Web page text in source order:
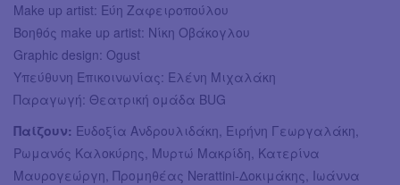
Μake up artist: Εύη Ζαφειροπούλου
Βοηθός make up artist: Νίκη Οβάκογλου
Graphic design: Ogust
Υπεύθυνη Επικοινωνίας: Ελένη Μιχαλάκη
Παραγωγή: Θεατρική ομάδα BUG
Παίζουν: Ευδοξία Ανδρουλιδάκη, Ειρήνη Γεωργαλάκη,
Ρωμανός Καλοκύρης, Μυρτώ Μακρίδη, Κατερίνα
Μαυρογεώργη, Προμηθέας Nerattini-Δοκιμάκης, Ιωάννα